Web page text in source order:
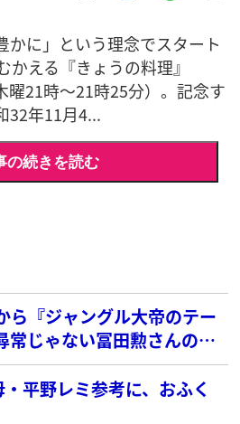
かに」という理念でスタート
かえる『きょうの料理』
曜21時〜21時25分）。記念す
32年11月4...
の続きを読む
ら『ジャングル大帝のテー
常じゃない冨田勲さんの思
平野レミ参考に、おふく